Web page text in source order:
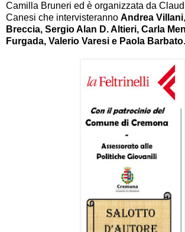
Camilla Bruneri ed è organizzata da
Canesi che intervisteranno Andrea Villani,
Breccia, Sergio Alan D. Altieri, Carla
Furgada, Valerio Varesi e Paola Barbato.